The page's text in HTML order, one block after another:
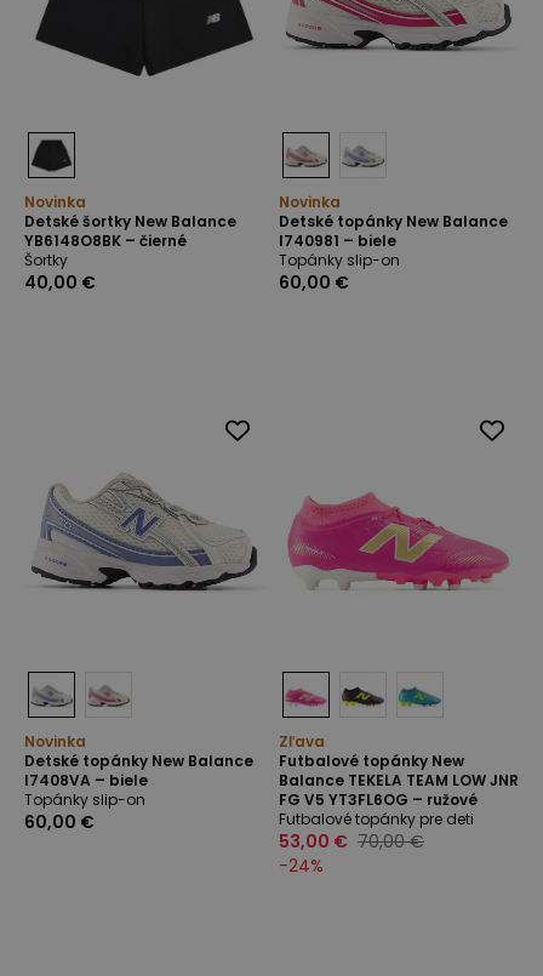
Novinka
Detské šortky New Balance
YB6148O8BK – čierné
Šortky
40,00 €
Novinka
Detské topánky New Balance
I740981 – biele
Topánky slip-on
60,00 €
Novinka
Detské topánky New Balance
I7408VA – biele
Topánky slip-on
60,00 €
Zľava
Futbalové topánky New
Balance TEKELA TEAM LOW JNR
FG V5 YT3FL6OG – ružové
Futbalové topánky pre deti
53,00 € 70,00 €
-24%